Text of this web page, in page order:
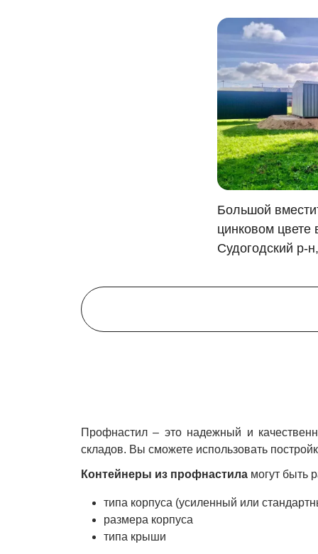
Большой
цинковом
Судогодский р-
Профнастил – это надежный и
складов. Вы сможете использовать
Контейнеры из профнастила могут быть
типа корпуса (усиленный или
размера корпуса
типа крыши